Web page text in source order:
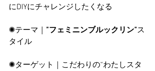
にDIYにチャレンジしたくなる
✺テーマ｜ ”フェミニンブルックリン”ス
タイル
✺ターゲット｜こだわりの“わたしスタ